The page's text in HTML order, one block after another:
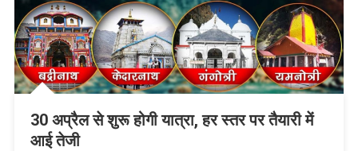
30 अप्रैल से शुरू होगी यात्रा, हर स्तर पर तैयारी में
आई तेजी